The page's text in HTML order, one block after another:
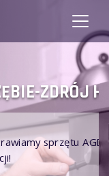
na